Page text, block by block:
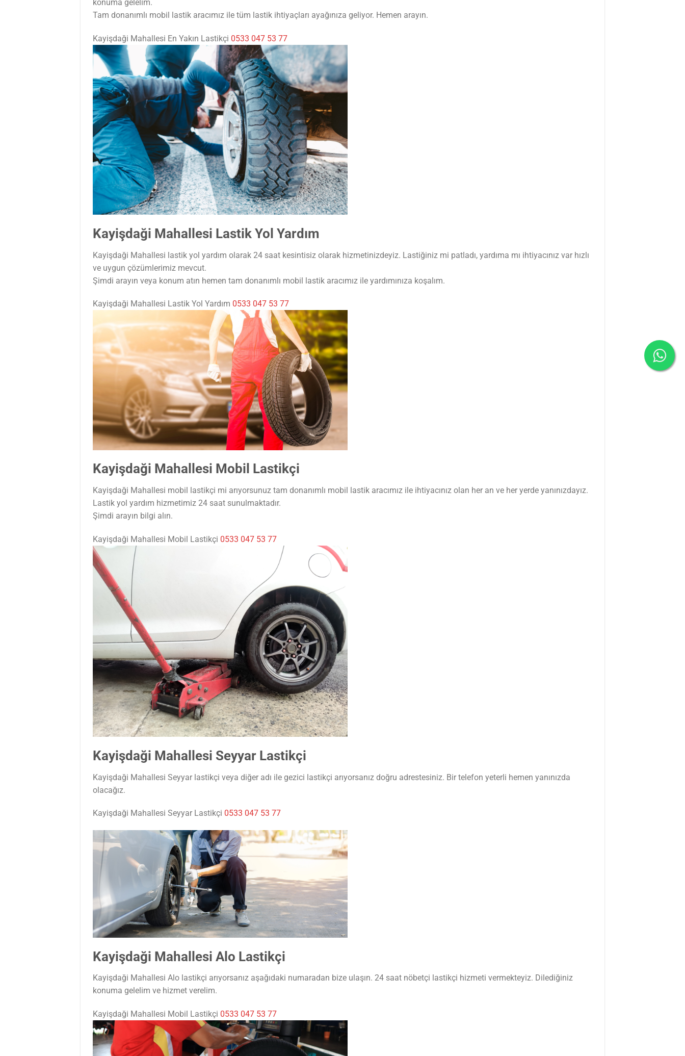
konuma gelelim.
Tam donanımlı mobil lastik aracımız ile tüm lastik ihtiyaçları ayağınıza geliyor. Hemen arayın.
Kayişdaği Mahallesi En Yakın Lastikçi 0533 047 53 77
Kayişdaği Mahallesi Lastik Yol Yardım
Kayişdaği Mahallesi lastik yol yardım olarak 24 saat kesintisiz olarak hizmetinizdeyiz. Lastiğiniz mi patladı, yardıma mı ihtiyacınız var hızlı
ve uygun çözümlerimiz mevcut.
Şimdi arayın veya konum atın hemen tam donanımlı mobil lastik aracımız ile yardımınıza koşalım.
Kayişdaği Mahallesi Lastik Yol Yardım 0533 047 53 77
Kayişdaği Mahallesi Mobil Lastikçi
Kayişdaği Mahallesi mobil lastikçi mi arıyorsunuz tam donanımlı mobil lastik aracımız ile ihtiyacınız olan her an ve her yerde yanınızdayız.
Lastik yol yardım hizmetimiz 24 saat sunulmaktadır.
Şimdi arayın bilgi alın.
Kayişdaği Mahallesi Mobil Lastikçi 0533 047 53 77
Kayişdaği Mahallesi Seyyar Lastikçi
Kayişdaği Mahallesi Seyyar lastikçi veya diğer adı ile gezici lastikçi arıyorsanız doğru adrestesiniz. Bir telefon yeterli hemen yanınızda
olacağız.
Kayişdaği Mahallesi Seyyar Lastikçi 0533 047 53 77
Kayişdaği Mahallesi Alo Lastikçi
Kayişdaği Mahallesi Alo lastikçi arıyorsanız aşağıdaki numaradan bize ulaşın. 24 saat nöbetçi lastikçi hizmeti vermekteyiz. Dilediğiniz
konuma gelelim ve hizmet verelim.
Kayişdaği Mahallesi Mobil Lastikçi 0533 047 53 77